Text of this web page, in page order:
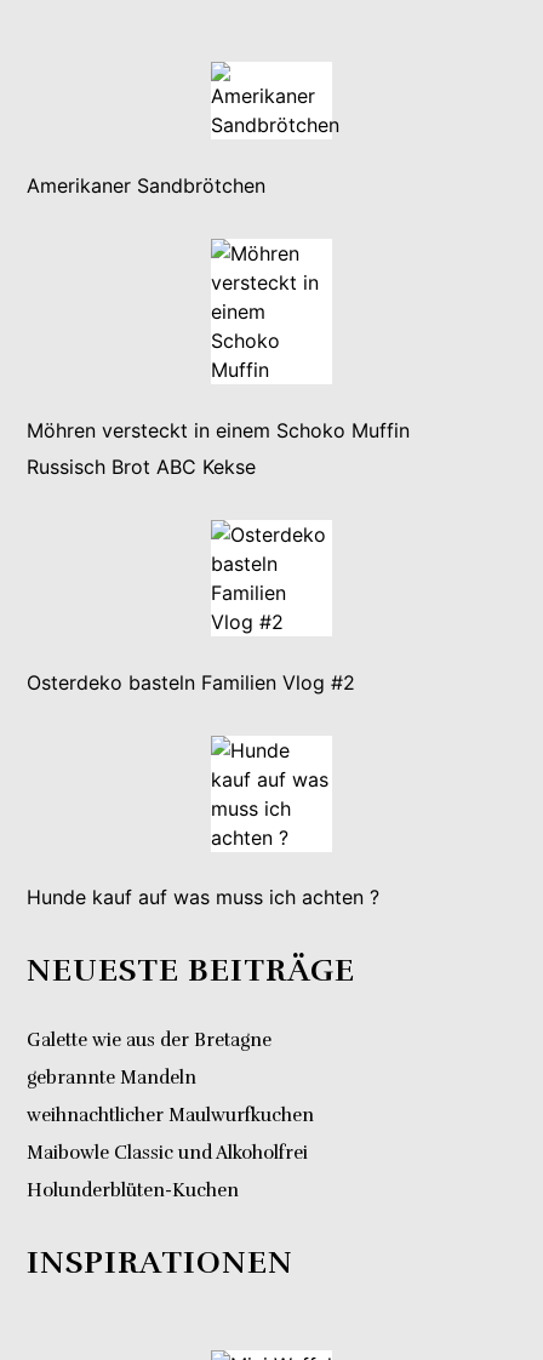
Amerikaner Sandbrötchen
Möhren versteckt in einem Schoko Muffin
Russisch Brot ABC Kekse
Osterdeko basteln Familien Vlog #2
Hunde kauf auf was muss ich achten ?
NEUESTE BEITRÄGE
Galette wie aus der Bretagne
gebrannte Mandeln
weihnachtlicher Maulwurfkuchen
Maibowle Classic und Alkoholfrei
Holunderblüten-Kuchen
INSPIRATIONEN